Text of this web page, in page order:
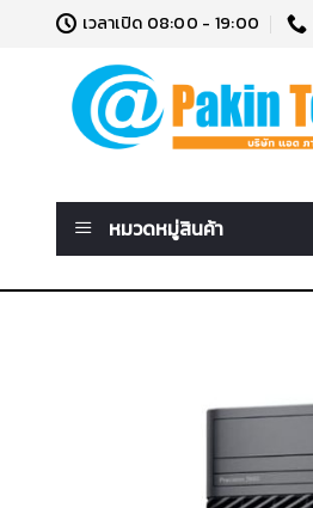
เวลาเปิด 08:00 - 19:00
หมวดหมู่สินค้า